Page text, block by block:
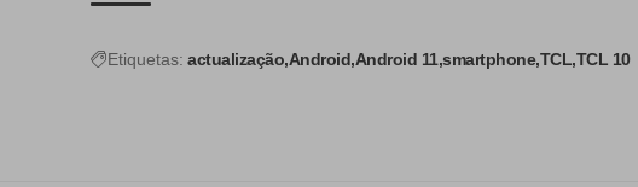
Etiquetas: actualização Android Android 11 smartphone TCL TCL 10